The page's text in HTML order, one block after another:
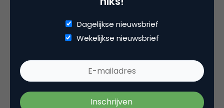
Carl Mangold
en b) Prijzen in de USA zijn excl. BTW.
12 januari 2005 om 09:40
Dagelijkse nieuwsbrief
Wekelijkse nieuwsbrief